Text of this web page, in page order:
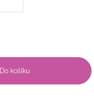
Do košíku